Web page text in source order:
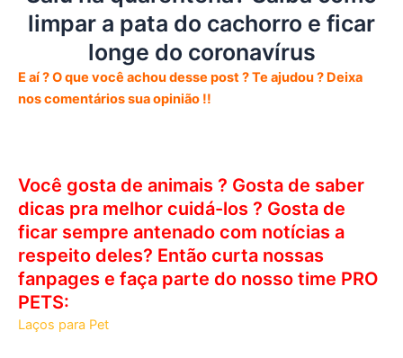
limpar a pata do cachorro e ficar
longe do coronavírus
E aí ? O que você achou desse post ? Te ajudou ? Deixa
nos comentários sua opinião !!
Você gosta de animais ? Gosta de saber
dicas pra melhor cuidá-los ? Gosta de
ficar sempre antenado com notícias a
respeito deles? Então curta nossas
fanpages e faça parte do nosso time PRO
PETS:
Laços para Pet